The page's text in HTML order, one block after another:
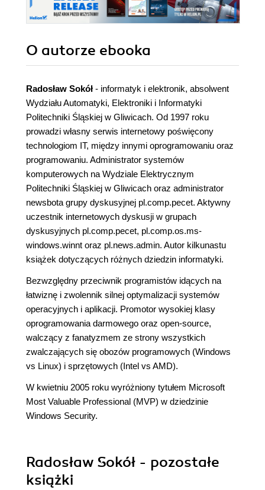
O autorze ebooka
Radosław Sokół - informatyk i elektronik, absolwent
Wydziału Automatyki, Elektroniki i Informatyki
Politechniki Śląskiej w Gliwicach. Od 1997 roku
prowadzi własny serwis internetowy poświęcony
technologiom IT, między innymi oprogramowaniu oraz
programowaniu. Administrator systemów
komputerowych na Wydziale Elektrycznym
Politechniki Śląskiej w Gliwicach oraz administrator
newsbota grupy dyskusyjnej pl.comp.pecet. Aktywny
uczestnik internetowych dyskusji w grupach
dyskusyjnych pl.comp.pecet, pl.comp.os.ms-
windows.winnt oraz pl.news.admin. Autor kilkunastu
książek dotyczących różnych dziedzin informatyki.
Bezwzględny przeciwnik programistów idących na
łatwiznę i zwolennik silnej optymalizacji systemów
operacyjnych i aplikacji. Promotor wysokiej klasy
oprogramowania darmowego oraz open-source,
walczący z fanatyzmem ze strony wszystkich
zwalczających się obozów programowych (Windows
vs Linux) i sprzętowych (Intel vs AMD).
W kwietniu 2005 roku wyróżniony tytułem Microsoft
Most Valuable Professional (MVP) w dziedzinie
Windows Security.
Radosław Sokół - pozostałe
książki